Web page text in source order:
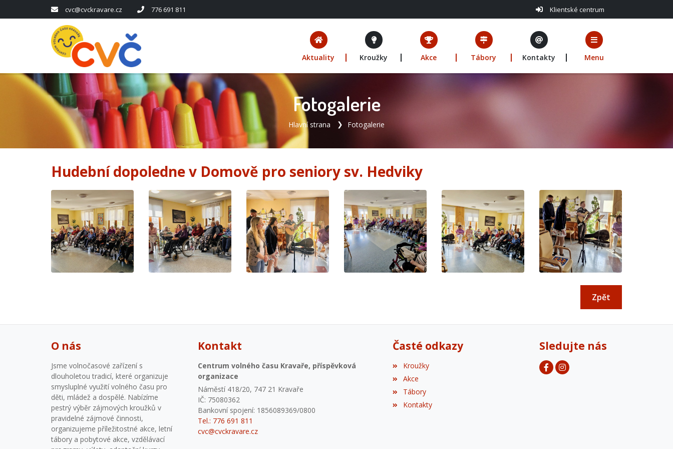
cvc@cvckravare.cz 776 691 811 Klientské centrum
Aktuality Kroužky Akce Tábory Kontakty Menu
Fotogalerie
Hlavní strana Fotogalerie
Hudební dopoledne v Domově pro seniory sv. Hedviky
Zpět
O nás
Jsme volnočasové zařízení s
dlouholetou tradicí, které organizuje
smysluplné využití volného času pro
děti, mládež a dospělé. Nabízíme
pestrý výběr zájmových kroužků v
pravidelné zájmové činnosti,
organizujeme příležitostné akce, letní
tábory a pobytové akce, vzdělávací
Kontakt
Centrum volného času Kravaře, příspěvková
organizace
Náměstí 418/20, 747 21 Kravaře
IČ: 75080362
Bankovní spojení: 1856089369/0800
Tel.: 776 691 811
cvc@cvckravare.cz
Časté odkazy
Kroužky
Akce
Tábory
Kontakty
Sledujte nás